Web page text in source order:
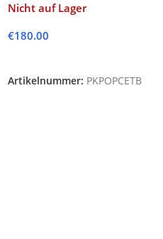
Nicht auf Lager
€180.00
Artikelnummer: PKPOPCETB